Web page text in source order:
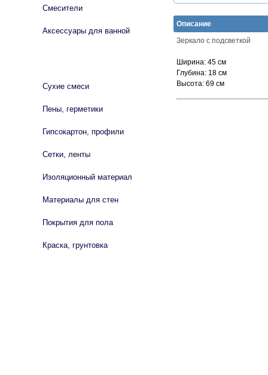
Описание
Зеркало с подсветкой
Ширина: 45 см
Глубина: 18 см
Высота: 69 см
Смесители
Аксессуары для ванной
Сухие смеси
Пены, герметики
Гипсокартон, профили
Сетки, ленты
Изоляционный материал
Материалы для стен
Покрытия для пола
Краска, грунтовка